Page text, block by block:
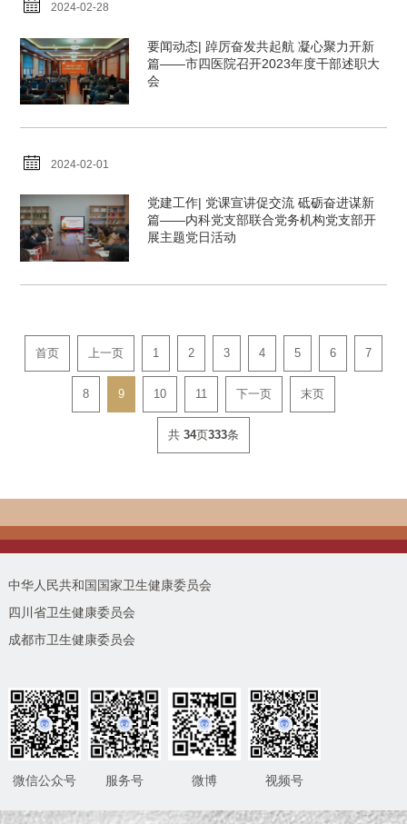
2024-02-28
要闻动态| 踔厉奋发共起航 凝心聚力开新
篇——市四医院召开2023年度干部述职大
会
2024-02-01
党建工作| 党课宣讲促交流 砥砺奋进谋新
篇——内科党支部联合党务机构党支部开
展主题党日活动
首页 上一页 1 2 3 4 5 6 7
8 9 10 11 下一页 末页
共 34页333条
中华人民共和国国家卫生健康委员会
四川省卫生健康委员会
成都市卫生健康委员会
微信公众号 服务号 微博 视频号